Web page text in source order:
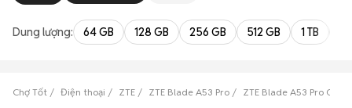
Dung lượng: 64 GB 128 GB 256 GB 512 GB 1 TB
Chợ Tốt Điện thoại ZTE ZTE Blade A53 Pro ZTE Blade A53 Pro